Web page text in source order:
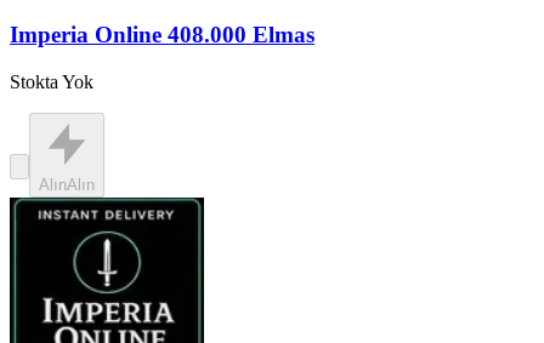
Imperia Online 408.000 Elmas
Stokta Yok
AlınAlın